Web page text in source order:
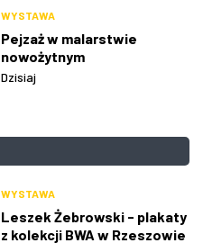
WYSTAWA
Pejzaż w malarstwie
nowożytnym
Dzisiaj
WYSTAWA
Leszek Żebrowski - plakaty
z kolekcji BWA w Rzeszowie